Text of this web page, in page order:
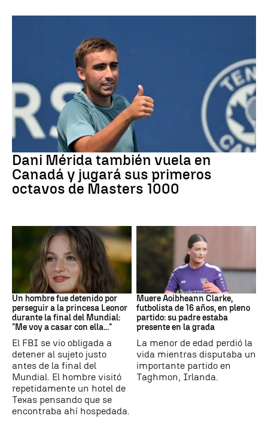
Dani Mérida también vuela en
Canadá y jugará sus primeros
octavos de Masters 1000
Mundial 2026
Un hombre fue detenido por
perseguir a la princesa Leonor
durante la final del Mundial:
"Me voy a casar con ella..."
El FBI se vio obligada a
detener al sujeto justo
antes de la final del
Mundial. El hombre visitó
repetidamente un hotel de
Texas pensando que se
encontraba ahí hospedada.
Muere Aoibheann Clarke,
futbolista de 16 años, en pleno
partido: su padre estaba
presente en la grada
La menor de edad perdió la
vida mientras disputaba un
importante partido en
Taghmon, Irlanda.